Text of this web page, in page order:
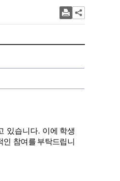
있습니다. 이에 학생
인 참여를 부탁드립니